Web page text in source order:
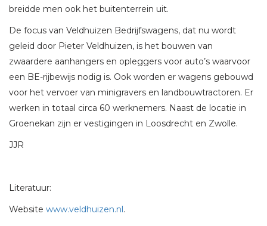
breidde men ook het buitenterrein uit.
De focus van Veldhuizen Bedrijfswagens, dat nu wordt
geleid door Pieter Veldhuizen, is het bouwen van
zwaardere aanhangers en opleggers voor auto’s waarvoor
een BE-rijbewijs nodig is. Ook worden er wagens gebouwd
voor het vervoer van minigravers en landbouwtractoren. Er
werken in totaal circa 60 werknemers. Naast de locatie in
Groenekan zijn er vestigingen in Loosdrecht en Zwolle.
JJR
Literatuur:
Website www.veldhuizen.nl.